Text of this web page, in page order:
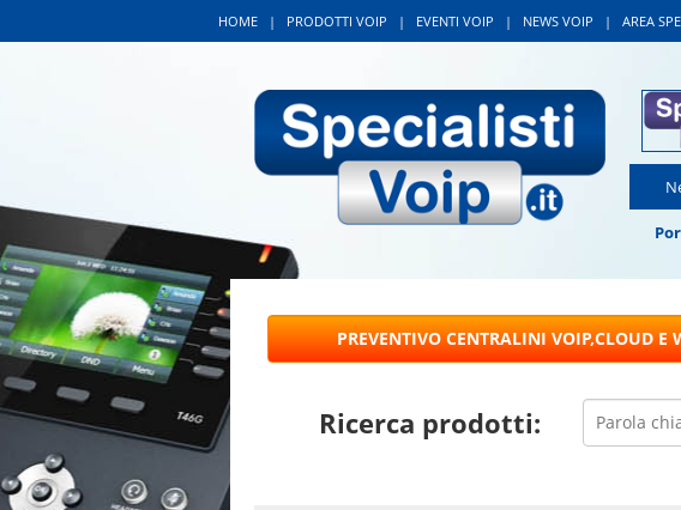
HOME | PRODOTTI VOIP | EVENTI VOIP | NEWS VOIP | AREA
Ricerca prodotti: